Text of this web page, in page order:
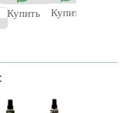
Купить
3*6*9
Купить